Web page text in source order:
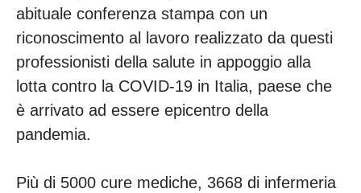
abituale conferenza stampa con un
riconoscimento al lavoro realizzato da questi
professionisti della salute in appoggio alla
lotta contro la COVID-19 in Italia, paese che
è arrivato ad essere epicentro della
pandemia.
Più di 5000 cure mediche, 3668 di infermeria